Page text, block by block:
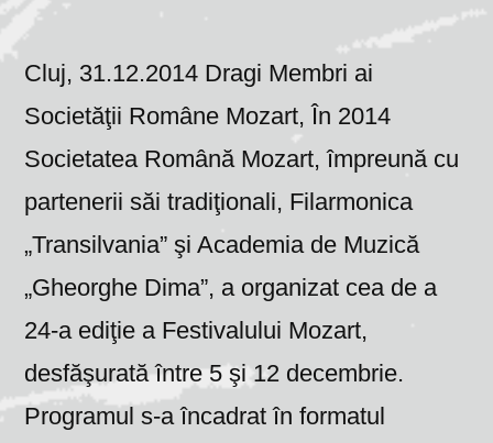
Cluj, 31.12.2014 Dragi Membri ai
Societăţii Române Mozart, În 2014
Societatea Română Mozart, împreună cu
partenerii săi tradiţionali, Filarmonica
„Transilvania” şi Academia de Muzică
„Gheorghe Dima”, a organizat cea de a
24-a ediţie a Festivalului Mozart,
desfăşurată între 5 şi 12 decembrie.
Programul s-a încadrat în formatul